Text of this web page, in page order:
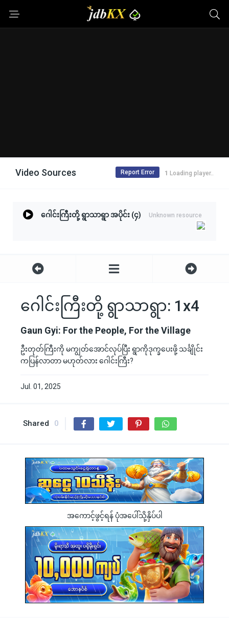
Video Sources 1 Loading player..
Report Error
ဂေါင်းကြီးတို့ ရွာသာရွာ အပိုင်း (၄) Unknown resource
ဂေါင်းကြီးတို့ ရွာသာရွာ: 1x4
Gaun Gyi: For the People, For the Village
ဦးတုတ်ကြီးကို မကျွတ်အောင်လုပ်ပြီး ရွာကိုဒုက္ခပေးဖို့ သင်္ချိုင်း
ကပြန်လာတာ မဟုတ်လား ဂေါင်းကြီး?
Jul. 01, 2025
Shared 0
အကောင့်ဖွင့်ရန် ပုံအပေါ်သို့နှိပ်ပါ